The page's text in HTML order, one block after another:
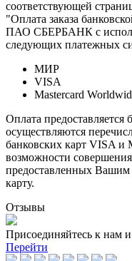
соответствующей
"Оплата заказа
ПАО СБЕРБАНК с
следующих платежных
МИР
VISA
Mastercard
Оплата предоставляется
осуществляются
банковских карт VISA
возможности
предоставленных
карту.
Отзывы
Присоединяйтесь к нам
Перейти